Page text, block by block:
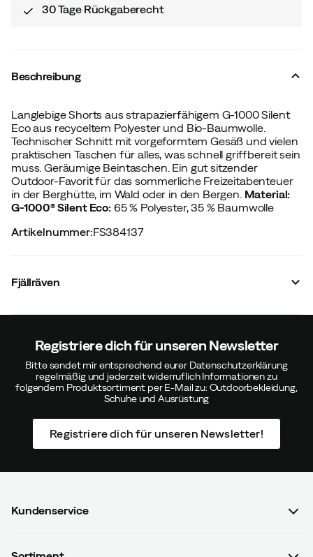
30 Tage Rückgaberecht
Beschreibung
Langlebige Shorts aus strapazierfähigem G-1000 Silent
Eco aus recyceltem Polyester und Bio-Baumwolle.
Technischer Schnitt mit vorgeformtem Gesäß und vielen
praktischen Taschen für alles, was schnell griffbereit sein
muss. Geräumige Beintaschen. Ein gut sitzender
Outdoor-Favorit für das sommerliche Freizeitabenteuer
in der Berghütte, im Wald oder in den B ergen. Material:
G-1000® Silent Eco:65 % Polyester, 35 % Baumwolle
Artikelnummer:FS384137
Fjällräven
Registriere dich für unseren Newsletter
Bitte sendet mir entsprechend eurer Datenschutzerklärung
regelmäßig und jederzeit widerruflich Informationen zu
folgendem Produktsortiment per E-Mail zu: Outdoorbekleidung,
Schuhe und Ausrüstung
Registriere dich für unseren Newsletter!
Kundenservice